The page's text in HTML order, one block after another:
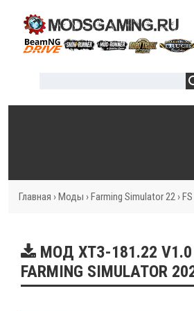
Главная › Моды › Farming Simulator 22 ›
МОД ХТЗ-181.22
FARMING SIMULATOR